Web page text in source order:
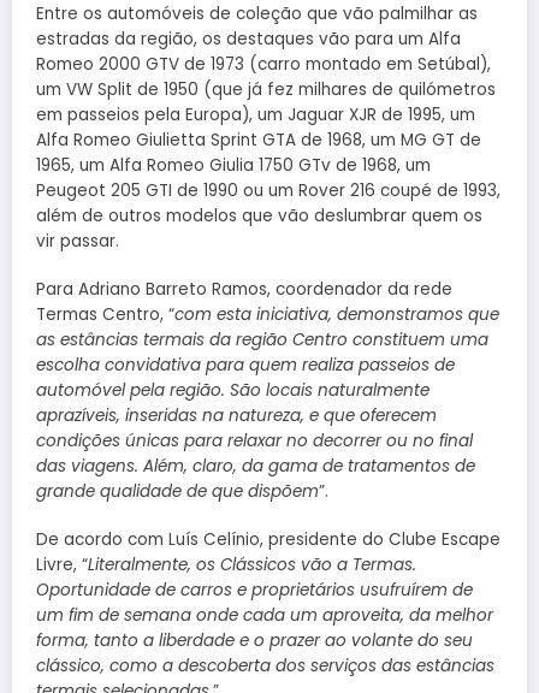
Entre os automóveis de coleção que vão palmilhar as
estradas da região, os destaques vão para um Alfa
Romeo 2000 GTV de 1973 (carro montado em Setúbal),
um VW Split de 1950 (que já fez milhares de quilómetros
em passeios pela Europa), um Jaguar XJR de 1995, um
Alfa Romeo Giulietta Sprint GTA de 1968, um MG GT de
1965, um Alfa Romeo Giulia 1750 GTv de 1968, um
Peugeot 205 GTI de 1990 ou um Rover 216 coupé de 1993,
além de outros modelos que vão deslumbrar quem os
vir passar.
Para Adriano Barreto Ramos, coordenador da rede
Termas Centro, “com esta iniciativa, demonstramos que
as estâncias termais da região Centro constituem uma
escolha convidativa para quem realiza passeios de
automóvel pela região. São locais naturalmente
aprazíveis, inseridas na natureza, e que oferecem
condições únicas para relaxar no decorrer ou no final
das viagens. Além, claro, da gama de tratamentos de
grande qualidade de que dispõem”.
De acordo com Luís Celínio, presidente do Clube Escape
Livre, “Literalmente, os Clássicos vão a Termas.
Oportunidade de carros e proprietários usufruírem de
um fim de semana onde cada um aproveita, da melhor
forma, tanto a liberdade e o prazer ao volante do seu
clássico, como a descoberta dos serviços das estâncias